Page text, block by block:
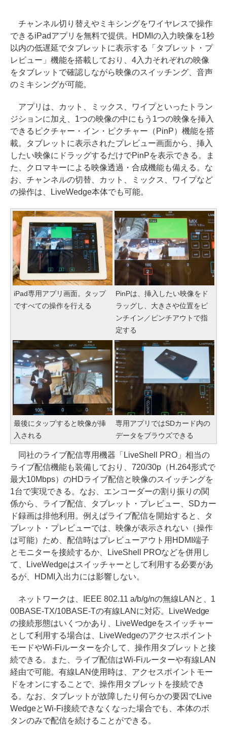
チャンネル切り替えやミキシングをワイヤレスで操作
できるiPadアプリを無料で提供。HDMIの入力映像を1秒
以内の低遅延でタブレットに表示する「タブレット・プ
レビュー」機能を搭載しており、4入力それぞれの映像
をタブレットで確認しながら映像のスイッチング、音声
のミキシングが可能。
アプリは、カット、ミックス、ワイプといったトラン
ジションに加え、1つの映像の中にもう1つの映像を挿入
できるピクチャー・イン・ピクチャー（PinP）機能を搭
載。タブレットに表示されたプレビュー画面から、挿入
したい映像にドラッグするだけでPinPを表示できる。ま
た、クロマキーによる映像透過・合成機能も備える。な
お、チャンネルの切替、カット、ミックス、ワイプなど
の操作は、LiveWedge本体でも可能。
iPad専用アプリ画面。タップ
ですべての操作を行える
PinPは、挿入したい映像をド
ラッグし、大きさや位置をピ
ンチイン／ピンチアウトで指
定する
最後にタップすると映像が挿
入される
専用アプリではSDカード内の
データをブラウズできる
同社のライブ配信専用機器「LiveShell PRO」相当の
ライブ配信機能も装備しており、720/30p（H.264形式で
最大10Mbps）のHDライブ配信と映像のスイッチングを
1台で実現できる。なお、エンコーダーの割り振りの関
係から、ライブ配信、タブレット・プレビュー、SDカー
ド録画は排他利用。例えばライブ配信を開始すると、タ
ブレット・プレビューでは、映像が表示されない（操作
は可能）ため、配信時はプレビューアウト用HDMI端子
とモニターを接続するか、LiveShell PROなどを併用し
て、LiveWedgeはスイッチャーとして利用する必要があ
るが、HDMI入出力には影響しない。
ネットワークは、IEEE 802.11 a/b/g/nの無線LANと、1
00BASE-TX/10BASE-Tの有線LANに対応。LiveWedge
の接続形態はいくつかあり、LiveWedgeをスイッチャー
として利用する場合は、LiveWedgeのアクセスポイント
モードやWi-Fiルーターを介して、操作用タブレットと接
続できる。また、ライブ配信はWi-Fiルーターや有線LAN
経由で可能。有線LAN使用時は、アクセスポイントモー
ドをオンにすることで、操作用タブレットを接続でき
る。なお、タブレットが故障したり何らかの要因でLive
WedgeとWi-Fi接続できなくなった場合でも、本体のボ
タンのみで配信を続けることができる。